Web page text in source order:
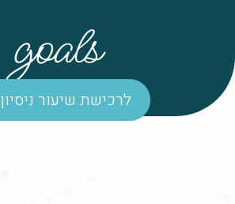
goals
לרכישת שיעור ניסיון